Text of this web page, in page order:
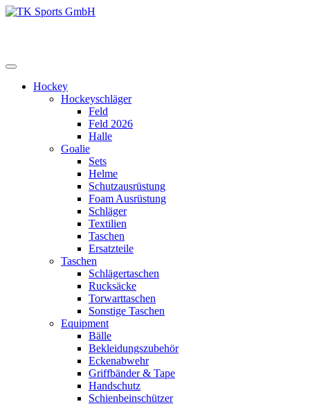
Zum
Hockey
Hockeyschläger
Feld
Feld 2026
Halle
Goalie
Sets
Helme
Schutzausrüstung
Foam Ausrüstung
Schläger
Textilien
Taschen
Ersatzteile
Taschen
Schlägertaschen
Rucksäcke
Torwarttaschen
Sonstige Taschen
Equipment
Bälle
Bekleidungszubehör
Eckenabwehr
Griffbänder & Tape
Handschutz
Schienbeinschützer